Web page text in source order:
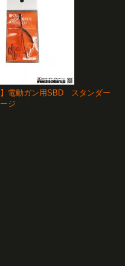
】電動ガン用SBD スタンダー
ジ